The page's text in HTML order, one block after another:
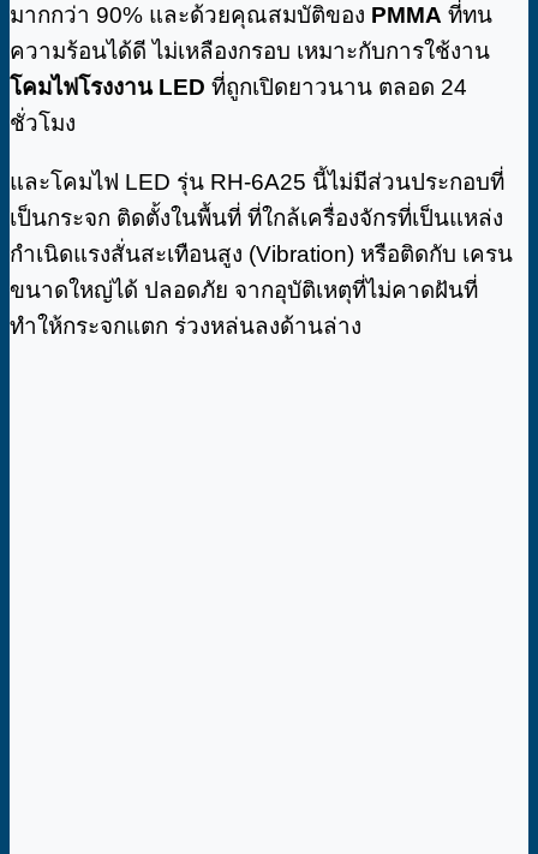
มากกว่า 90% และด้วยคุณสมบัติของ PMMA ที่ทน
ความร้อนได้ดี ไม่เหลืองกรอบ เหมาะกับการใช้งาน
โคมไฟโรงงาน LED ที่ถูกเปิดยาวนาน ตลอด 24
ชั่วโมง
และโคมไฟ LED รุ่น RH-6A25 นี้ไม่มีส่วนประกอบที่
เป็นกระจก ติดตั้งในพื้นที่ ที่ใกล้เครื่องจักรที่เป็นแหล่ง
กำเนิดแรงสั่นสะเทือนสูง (Vibration) หรือติดกับ เครน
ขนาดใหญ่ได้ ปลอดภัย จากอุบัติเหตุที่ไม่คาดฝันที่
ทำให้กระจกแตก ร่วงหล่นลงด้านล่าง